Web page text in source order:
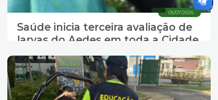
05/07/2026
Saúde inicia terceira avaliação de
larvas do Aedes em toda a Cidade